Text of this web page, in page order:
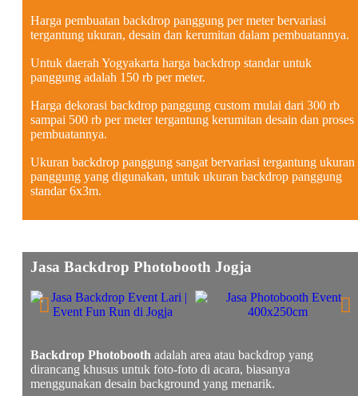
Harga pembuatan backdrop panggung per meter bervariasi
tergantung ukuran, desain dan kerumitan dalam pembuatannya.
Untuk daerah Yogyakarta harga backdrop standar untuk
panggung adalah 150 rb per meter.
Harga dekorasi backdrop panggung custom mulai dari 300 rb
sampai 500 rb per meter tergantung kerumitan desain dan proses
pembuatannya.
Ukuran backdrop panggung sangat bervariasi tergantung ukuran
panggung yang digunakan, untuk ukuran backdrop panggung
standar 6x3m.
Jasa Backdrop Photobooth Jogja
Backdrop Photobooth adalah area atau backdrop yang
dirancang khusus untuk foto-foto di acara, biasanya
menggunakan desain background yang menarik.